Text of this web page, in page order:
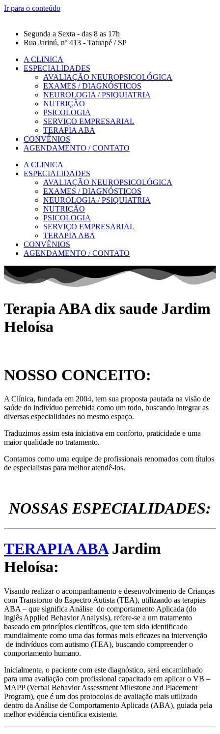
Ir para o conteúdo
Segunda a Sexta - das 8 as 17h
Rua Jarinú, nº 413 - Tatuapé / SP
A CLINICA
ESPECIALIDADES
AVALIAÇÃO NEUROPSICOLÓGICA
EXAMES / DIAGNÓSTICOS
NEUROLOGIA / PSIQUIATRIA
NUTRIÇÃO
PSICOLOGIA
SERVIÇO EMPRESARIAL
TERAPIA ABA
CONVÊNIOS
AGENDAMENTO / CONTATO
A CLINICA
ESPECIALIDADES
AVALIAÇÃO NEUROPSICOLÓGICA
EXAMES / DIAGNÓSTICOS
NEUROLOGIA / PSIQUIATRIA
NUTRIÇÃO
PSICOLOGIA
SERVIÇO EMPRESARIAL
TERAPIA ABA
CONVÊNIOS
AGENDAMENTO / CONTATO
Terapia ABA dix saude Jardim
Heloísa
NOSSO CONCEITO:
A Clínica, fundada em 2004, tem sua proposta pautada na visão de
saúde do indivíduo percebida como um todo, buscando integrar as
diversas especialidades no mesmo espaço.
Traduzimos assim esta iniciativa em conforto, praticidade e uma
maior qualidade no tratamento.
Contamos como uma equipe de profissionais renomados com títulos
de especialistas para melhor atendê-los.
NOSSAS ESPECIALIDADES:
TERAPIA ABAJardim
Heloísa:
Visando realizar o acompanhamento e desenvolvimento de Crianças
com Transtorno do Espectro Autista (TEA), utilizando as terapias
ABA – que significa Análise do comportamento Aplicada (do
inglês Applied Behavior Analysis), refere-se a um tratamento
baseado em princípios científicos, que tem sido identificado
mundialmente como uma das formas mais eficazes na intervenção
de indivíduos com autismo (TEA), buscando compreender o
comportamento humano.
Inicialmente, o paciente com este diagnóstico, será encaminhado
para uma avaliação com profissional capacitado em aplicar o VB –
MAPP (Verbal Behavior Assessment Milestone and Placement
Program), que é um dos protocolos de avaliação mais utilizado
dentro da Análise de Comportamento Aplicada (ABA), guiada pela
melhor evidência cientifica existente.